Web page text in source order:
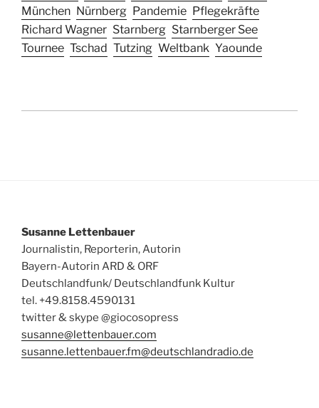
München Nürnberg Pandemie Pflegekräfte
Richard Wagner Starnberg Starnberger See
Tournee Tschad Tutzing Weltbank Yaounde
Susanne Lettenbauer
Journalistin, Reporterin, Autorin
Bayern-Autorin ARD & ORF
Deutschlandfunk/ Deutschlandfunk Kultur
tel. +49.8158.4590131
twitter & skype @giocosopress
susanne@lettenbauer.com
susanne.lettenbauer.fm@deutschlandradio.de